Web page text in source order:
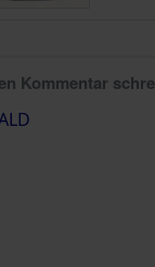
Kommentar